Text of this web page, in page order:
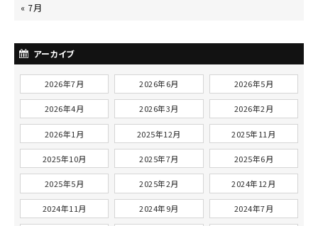
« 7月
アーカイブ
2026年7月 2026年6月 2026年5月
2026年4月 2026年3月 2026年2月
2026年1月 2025年12月 2025年11月
2025年10月 2025年7月 2025年6月
2025年5月 2025年2月 2024年12月
2024年11月 2024年9月 2024年7月